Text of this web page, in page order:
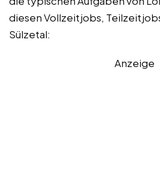
diesen Vollzeitjobs,
Sülzetal:
Anzeige